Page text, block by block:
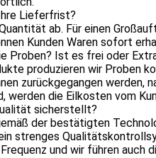
Lieferfrist?
ab. Für einen
Kunden Waren sofort
Proben? Ist es frei oder
produzieren wir Proben
zurückgegangen werden,
werden die Eilkosten vom
sicherstellt?
der bestätigten
strenges
und wir führen auch